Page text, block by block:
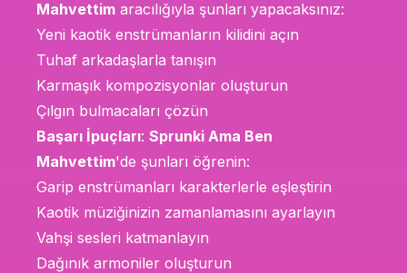
Mahvettim aracılığıyla şunları yapacaksınız:
Yeni kaotik enstrümanların kilidini açın
Tuhaf arkadaşlarla tanışın
Karmaşık kompozisyonlar oluşturun
Çılgın bulmacaları çözün
Başarı İpuçları: Sprunki Ama Ben
Mahvettim'de şunları öğrenin:
Garip enstrümanları karakterlerle eşleştirin
Kaotik müziğinizin zamanlamasını ayarlayın
Vahşi sesleri katmanlayın
Dağınık armoniler oluşturun